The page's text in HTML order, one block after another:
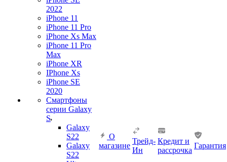
2022
iPhone 11
iPhone 11 Pro
iPhone Xs Max
iPhone 11 Pro
Max
iPhone XR
IPhone Xs
iPhone SE
2020
Смартфоны
серии Galaxy
S
Galaxy
S22
Galaxy
S22
О
магазине
Трейд-
Ин
Кредит и
рассрочка
Гарантия